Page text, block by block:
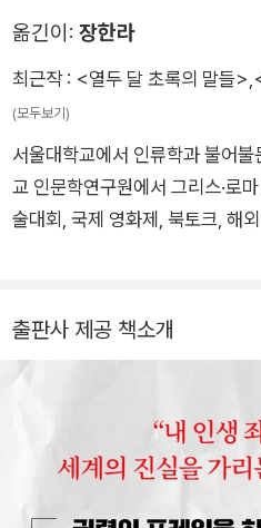
시스템이었으나, 이 시스템에 적
합한 인간으로 취급되었다. 서양
공간과 시간을 넘어 확장되었다.
를 움직인 열 가지 프레임』은 세
기존의 주제가 아닌 개념과 생각
에 신선한 바람을 불러일으켰다.
레임’과 연관시키며, 서구 세계
조가 역사에, 그리고 우리 머릿속
통렬하게 밝혀내어 찬사를 받았다.
옮긴이: 장한라
최근작 : <열두 달 초록의 말들>
(모두보기)
서울대학교에서 인류학과 불어
교 인문학연구원에서 그리스·로
술대회, 국제 영화제, 북토크, 해
『이렇게나 놀라운 우주라니!』, 『
인류 진화의 일곱 걸음』, 『솔직하
도서관』 등이 있으며, 지은 책으로
나의 야자 시간』(공저)이 있습니
출판사 제공 책소개